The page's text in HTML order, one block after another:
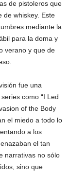
de pistoleros que
de whiskey. Este
mediante la
para la doma y
verano y que de
fue una
como “I Led
of the Body
el miedo a todo lo
a los
el tan
narrativas no sólo
sino que